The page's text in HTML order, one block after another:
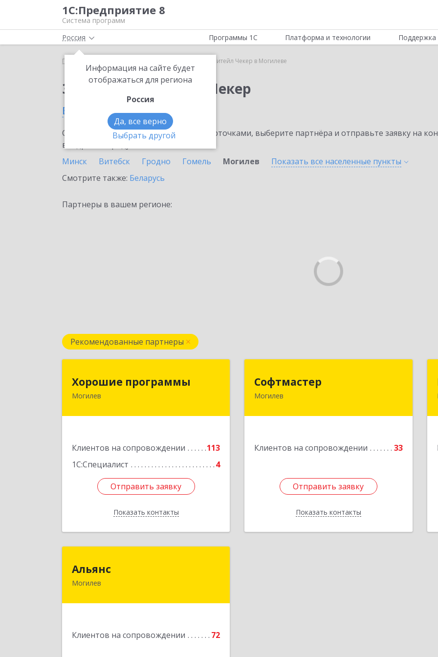
1С:Предприятие 8
Система программ
Россия
Информация на сайте будет
отображаться для региона
Россия
Да, все верно
Выбрать другой
Программы 1С Платформа и технологии Поддержка
Главная 1C-Ритейл Чекер в Могилеве
Заказать 1C-Ритейл Чекер
в Могилеве
Ознакомьтесь с информационными карточками, выберите партнёра и отправьте заявку на
внедрение продукта.
Минск
Витебск Гродно Гомель Могилев Показать все населенные пункты
Смотрите также: Беларусь
Партнеры в вашем регионе:
Рекомендованные партнеры
Хорошие программы
Могилев
Клиентов на сопровождении
113
1С:Специалист
4
Отправить заявку
Показать контакты
Республика Беларусь, 212030, г.
Подробнее
Отправить заявку
Назад
Софтмастер
Могилев
Клиентов на сопровождении 33
Отправить заявку
Показать контакты
Подробнее
Отправить заявку
Назад
Альянс
Могилев
Клиентов на сопровождении 72